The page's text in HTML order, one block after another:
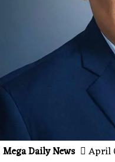
Mega Daily News April